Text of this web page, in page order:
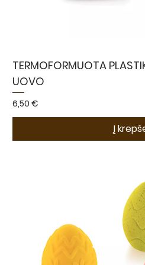
TERMOFORMUOTA
UOVO
Kaina
6,50 €
Į